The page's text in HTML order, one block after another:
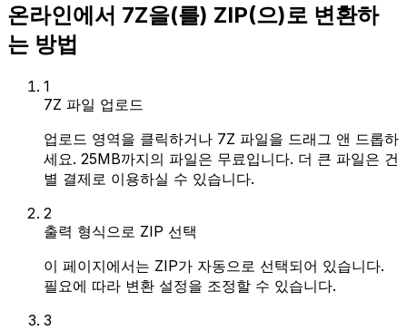
온라인에서 7Z을(를) ZIP(으)로 변환하
는 방법
1
7Z 파일 업로드
업로드 영역을 클릭하거나 7Z 파일을 드래그 앤 드롭하
세요. 25MB까지의 파일은 무료입니다. 더 큰 파일은 건
별 결제로 이용하실 수 있습니다.
2
출력 형식으로 ZIP 선택
이 페이지에서는 ZIP가 자동으로 선택되어 있습니다.
필요에 따라 변환 설정을 조정할 수 있습니다.
3